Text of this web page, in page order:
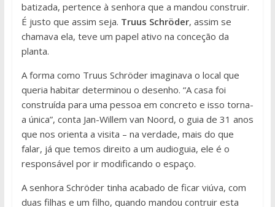
batizada, pertence à senhora que a mandou construir.
É justo que assim seja. Truus Schröder, assim se
chamava ela, teve um papel ativo na conceção da
planta.
A forma como Truus Schröder imaginava o local que
queria habitar determinou o desenho. “A casa foi
construída para uma pessoa em concreto e isso torna-
a única”, conta Jan-Willem van Noord, o guia de 31 anos
que nos orienta a visita – na verdade, mais do que
falar, já que temos direito a um audioguia, ele é o
responsável por ir modificando o espaço.
A senhora Schröder tinha acabado de ficar viúva, com
duas filhas e um filho, quando mandou contruir esta